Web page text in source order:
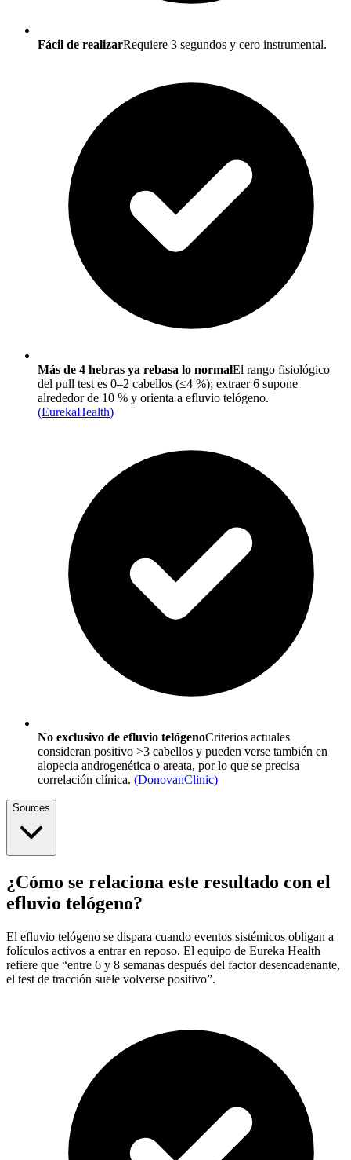
Fácil de realizarRequiere 3 segundos y cero instrumental.
Más de 4 hebras ya rebasa lo normalEl rango fisiológico
del pull test es 0–2 cabellos (≤4 %); extraer 6 supone
alrededor de 10 % y orienta a efluvio telógeno.
(EurekaHealth)
No exclusivo de efluvio telógenoCriterios actuales
consideran positivo >3 cabellos y pueden verse también en
alopecia androgenética o areata, por lo que se precisa
correlación clínica. (DonovanClinic)
Sources
¿Cómo se relaciona este resultado con el
efluvio telógeno?
El efluvio telógeno se dispara cuando eventos sistémicos obligan a
folículos activos a entrar en reposo. El equipo de Eureka Health
refiere que “entre 6 y 8 semanas después del factor desencadenante,
el test de tracción suele volverse positivo”.